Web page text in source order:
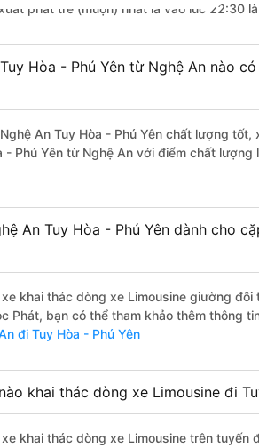
phát trễ (muộn) nhất là vào lúc 22:30
Hòa - Phú Yên từ Nghệ An nào
An Tuy Hòa - Phú Yên chất lượng
- Phú Yên từ Nghệ An với điểm chất
An Tuy Hòa - Phú Yên dành cho
khai thác dòng xe Limousine giường
Phát, bạn có thể tham khảo thêm thông
đi Tuy Hòa - Phú Yên
khai thác dòng xe Limousine đi
khai thác dòng xe Limousine trên tuyến